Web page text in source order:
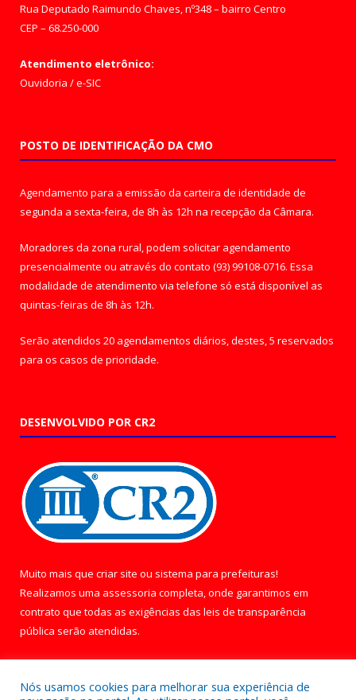
Rua Deputado Raimundo Chaves, nº348 – bairro Centro
CEP – 68.250-000
Atendimento eletrônico:
Ouvidoria /e-SIC
POSTO DE IDENTIFICAÇÃO DA CMO
Agendamento para a emissão da carteira de identidade de
segunda a sexta-feira, de 8h às 12h na recepção da Câmara.
Moradores da zona rural, podem solicitar agendamento
presencialmente ou através do contato (93) 99108-0716. Essa
modalidade de atendimento via telefone só está disponível as
quintas-feiras de 8h às 12h.
Serão atendidos 20 agendamentos diários, destes, 5 reservados
para os casos de prioridade.
DESENVOLVIDO POR CR2
Muito mais que criar site ou sistema para prefeituras!
Realizamos uma assessoria completa, onde garantimos em
contrato que todas as exigências das leis de transparência
pública serão atendidas.
Nós usamos cookies para melhorar sua experiência de